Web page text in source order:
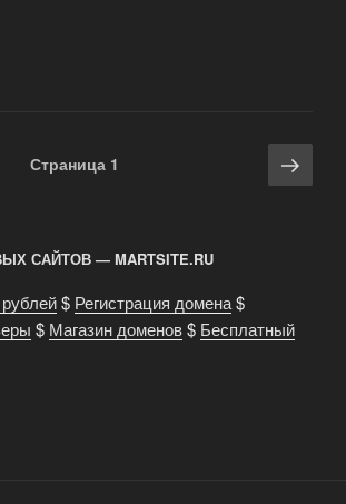
Страница 1
САЙТОВ — MARTSITE.RU
$ Регистрация домена$
$ Магазин доменов$ Бесплатный